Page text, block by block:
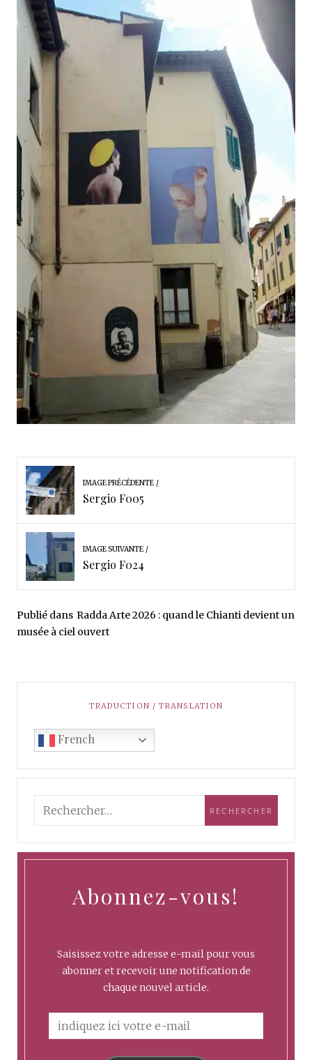
IMAGE PRÉCÉDENTE
Sergio F005
IMAGE SUIVANTE
Sergio F024
Publié dans Radda Arte 2026 : quand le Chianti devient un
musée à ciel ouvert
TRADUCTION / TRANSLATION
French
Abonnez-vous!
Saisissez votre adresse e-mail pour vous
abonner et recevoir une notification de
chaque nouvel article.